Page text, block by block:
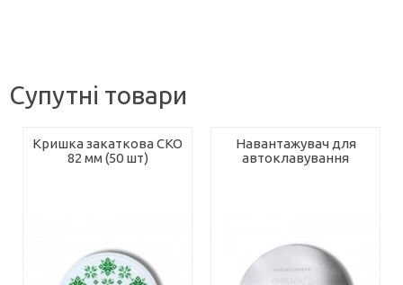
Супутні товари
Кришка закаткова СКО
82 мм (50 шт)
Навантажувач для
автоклавування